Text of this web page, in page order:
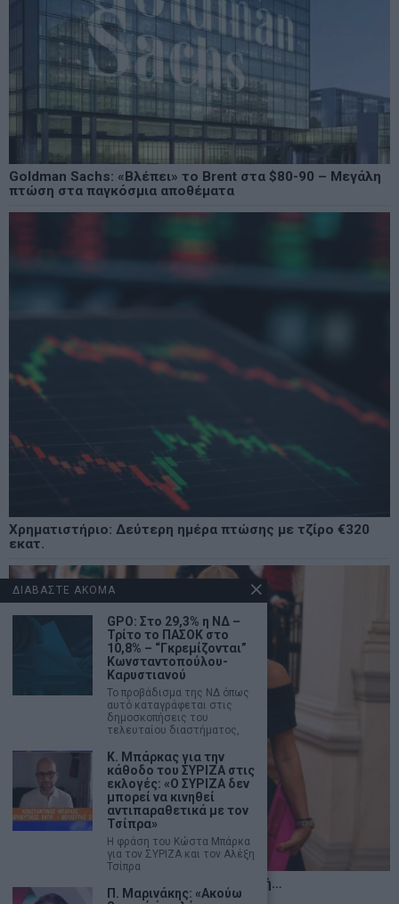
Goldman Sachs: «Βλέπει» το Brent στα $80-90 – Μεγάλη
πτώση στα παγκόσμια αποθέματα
Χρηματιστήριο: Δεύτερη ημέρα πτώσης με τζίρο €320
εκατ.
Η αληθινή παιδεία ξεκινά από την ψυχή…
ΔΙΑΒΑΣΤΕ ΑΚΟΜΑ
GPO: Στο 29,3% η ΝΔ –
Τρίτο το ΠΑΣΟΚ στο
10,8% – “Γκρεμίζονται”
Κωνσταντοπούλου-
Καρυστιανού
Το προβάδισμα της ΝΔ όπως
αυτό καταγράφεται στις
δημοσκοπήσεις του
τελευταίου διαστήματος,
Κ. Μπάρκας για την
κάθοδο του ΣΥΡΙΖΑ στις
εκλογές: «Ο ΣΥΡΙΖΑ δεν
μπορεί να κινηθεί
αντιπαραθετικά με τον
Τσίπρα»
Η φράση του Κώστα Μπάρκα
για τον ΣΥΡΙΖΑ και τον Αλέξη
Τσίπρα
Π. Μαρινάκης: «Ακούω